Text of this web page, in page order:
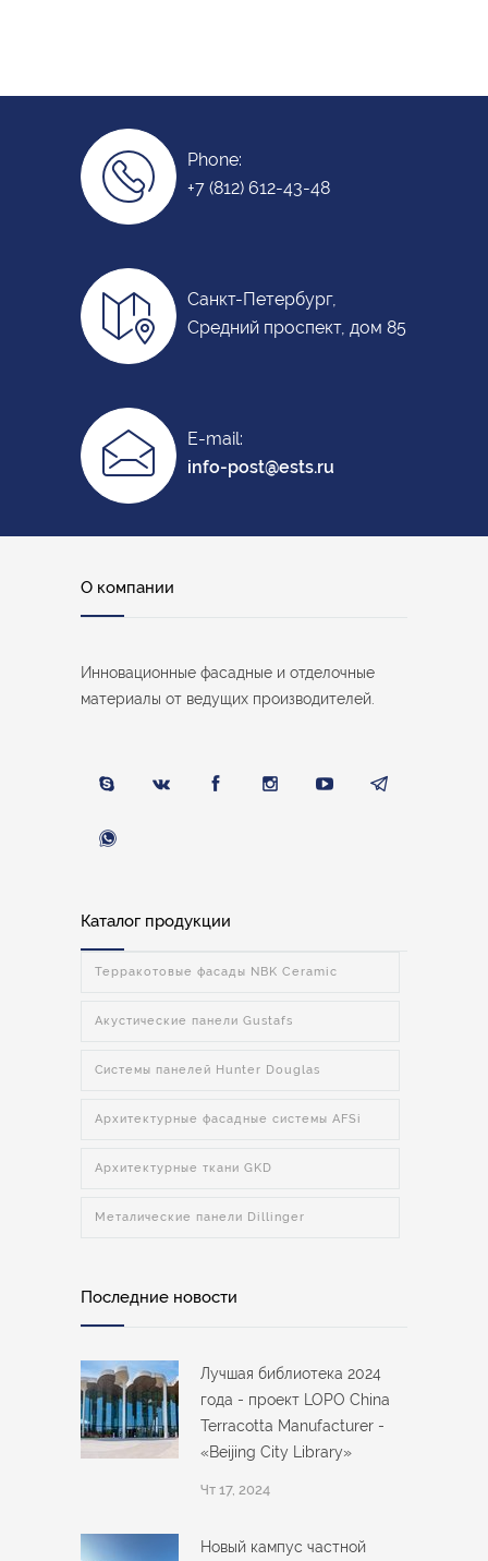
Phone:
+7 (812) 612-43-48
Санкт-Петербург,
Средний проспект, дом 85
E-mail:
info-post@ests.ru
О компании
Инновационные фасадные и отделочные
материалы от ведущих производителей.
Каталог продукции
Терракотовые фасады NBK Ceramic
Акустические панели Gustafs
Системы панелей Hunter Douglas
Архитектурные фасадные системы AFSi
Архитектурные ткани GKD
Металические панели Dillinger
Последние новости
Лучшая библиотека 2024
года - проект LOPO China
Terracotta Manufacturer -
«Beijing City Library»
Чт 17, 2024
Новый кампус частной